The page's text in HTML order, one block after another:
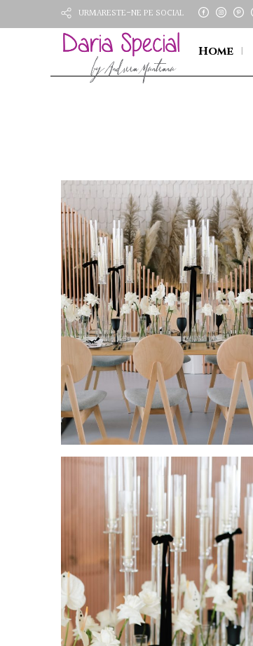
URMARESTE-NE PE SOCIAL
Home